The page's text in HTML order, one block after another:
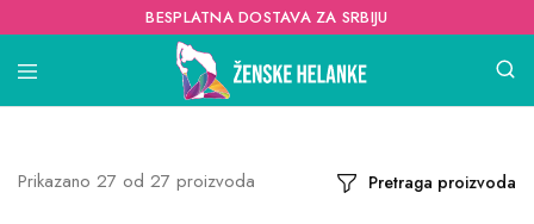
BESPLATNA DOSTAVA ZA SRBIJU
Prikazano 27 od 27 proizvoda Pretraga proizvoda